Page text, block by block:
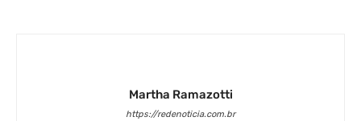
Martha Ramazotti
https://redenoticia.com.br